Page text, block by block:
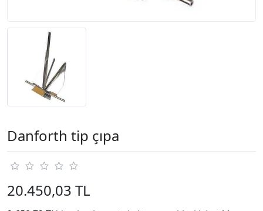
Danforth tip çıpa
20.450,03 TL